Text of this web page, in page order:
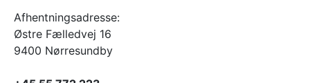
Afhentningsadresse:
Østre Fælledvej 16
9400 Nørresundby